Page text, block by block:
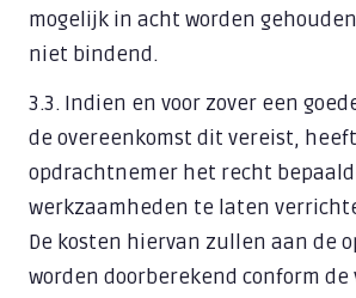
mogelijk in acht worden
niet bindend.
3.3. Indien en voor zover een
de overeenkomst dit vereist,
opdrachtnemer het recht
werkzaamheden te laten
De kosten hiervan zullen aan de
worden doorberekend conform